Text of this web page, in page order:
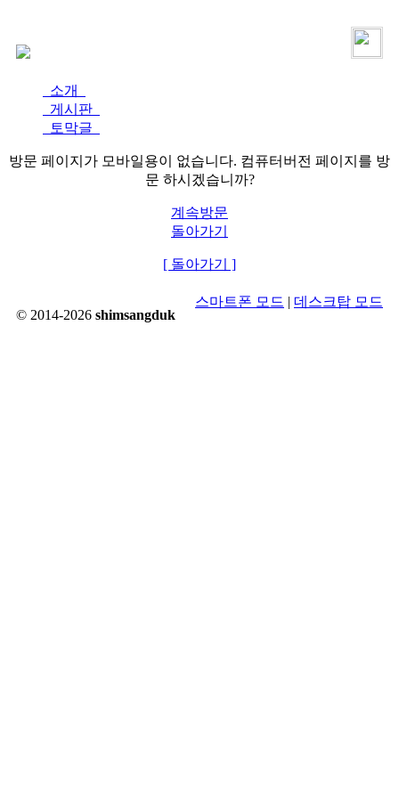
소개
게시판
토막글
방문 페이지가 모바일용이 없습니다. 컴퓨터버전 페이지를 방
문 하시겠습니까?
계속방문
돌아가기
[ 돌아가기 ]
© 2014-2026 shimsangduk
스마트폰 모드 | 데스크탑 모드